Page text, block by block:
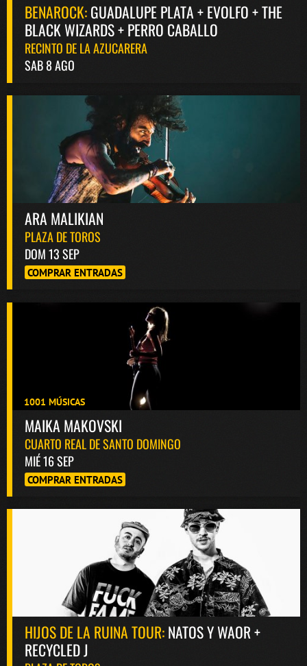
BENAROCK:GUADALUPE PLATA + EVOLFO + THE
BLACK WIZARDS + PERRO CABALLO
RECINTO DE LA AZUCARERA
SAB 8 AGO
ARA MALIKIAN
PLAZA DE TOROS
DOM 13 SEP
COMPRAR ENTRADAS
1001 MÚSICAS
MAIKA MAKOVSKI
CUARTO REAL DE SANTO DOMINGO
MIÉ 16 SEP
COMPRAR ENTRADAS
HIJOS DE LA RUINA TOUR:NATOS Y WAOR +
RECYCLED J